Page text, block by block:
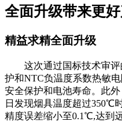
全面升级带来更
精益求精全面升级
这次通过国标技术审
护和NTC负温度系数热敏
安全保护和电池寿命。此
日发现烟具温度超过350℃
精度误差缩小至0.1℃,达到